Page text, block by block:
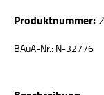
Produktnummer:
BAuA-Nr.: N-32776